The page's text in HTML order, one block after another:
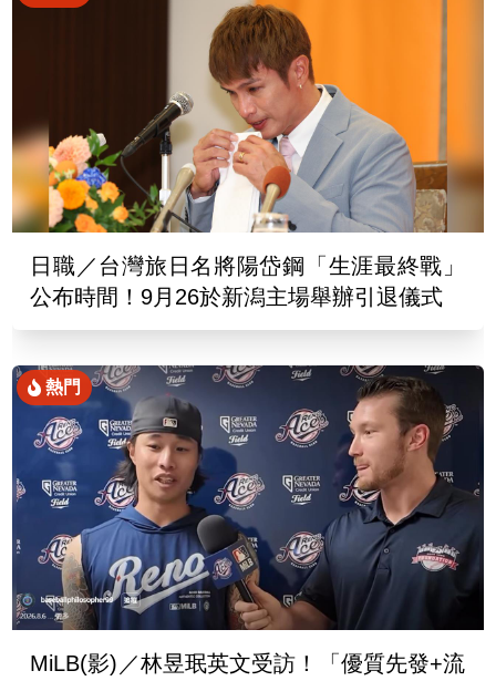
日職／台灣旅日名將陽岱鋼「生涯最終戰」
公布時間！9月26於新潟主場舉辦引退儀式
熱門
MiLB(影)／林昱珉英文受訪！「優質先發+流